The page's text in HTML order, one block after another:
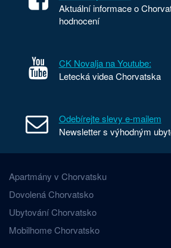
Aktuální informace o
hodnocení
CK Novalja na Youtube:
Letecká videa Chorvatska
Odebírejte slevy e-mailem
Newsletter s výhodným
Apartmány v Chorvatsku
Dovolená Chorvatsko
Ubytování Chorvatsko
Mobilhome Chorvatsko